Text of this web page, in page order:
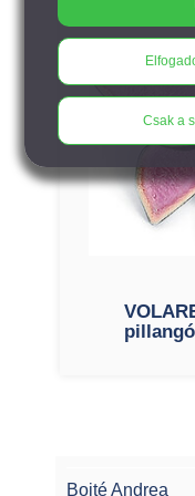
Bojté Andrea
Csak a